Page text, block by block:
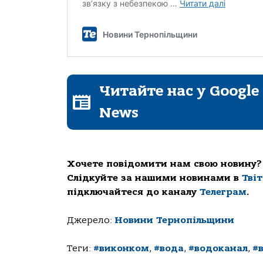
Читайте нас у Google
News
Хочете повідомити нам свою
Слідкуйте за нашими новинами в
підключайтеся до каналу Телеграм.
Джерело: Новини Тернопільщини
Теги: #виконком, #вода, #водоканал,